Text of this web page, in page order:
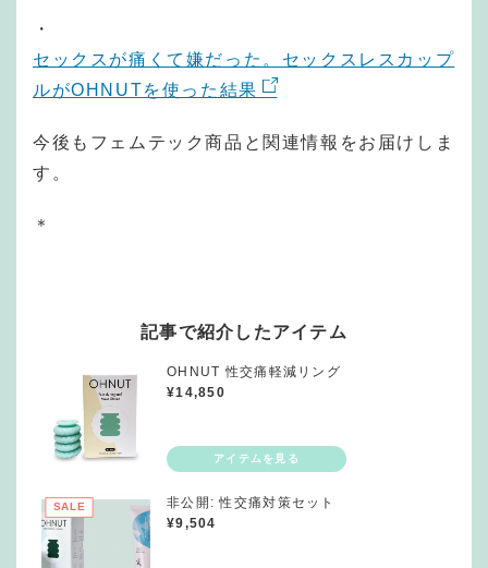
・
セックスが痛くて嫌だった。セックスレスカップ
ルがOHNUTを使った結果
今後もフェムテック商品と関連情報をお届けしま
す。
＊
記事で紹介したアイテム
OHNUT 性交痛軽減リング
¥14,850
SALE
非公開: 性交痛対策セット
¥9,504